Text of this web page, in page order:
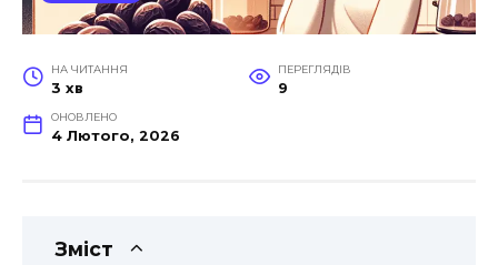
НА ЧИТАННЯ
3 хв
ПЕРЕГЛЯДІВ
9
ОНОВЛЕНО
4 Лютого, 2026
Зміст